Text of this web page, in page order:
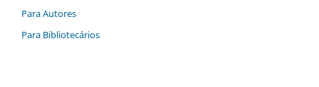
Para Autores
Para Bibliotecários